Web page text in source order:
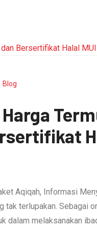
Blog
Aqiqah, Informasi
tak terlupakan. Sebagai
dalam melaksanakan